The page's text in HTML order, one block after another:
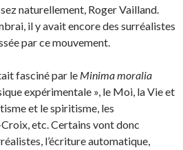
naturellement, Roger Vailland.
il y avait encore des surréalistes
par ce mouvement.
fasciné par le Minima moralia
expérimentale », le Moi, la Vie et
et le spiritisme, les
etc. Certains vont donc
l’écriture automatique,